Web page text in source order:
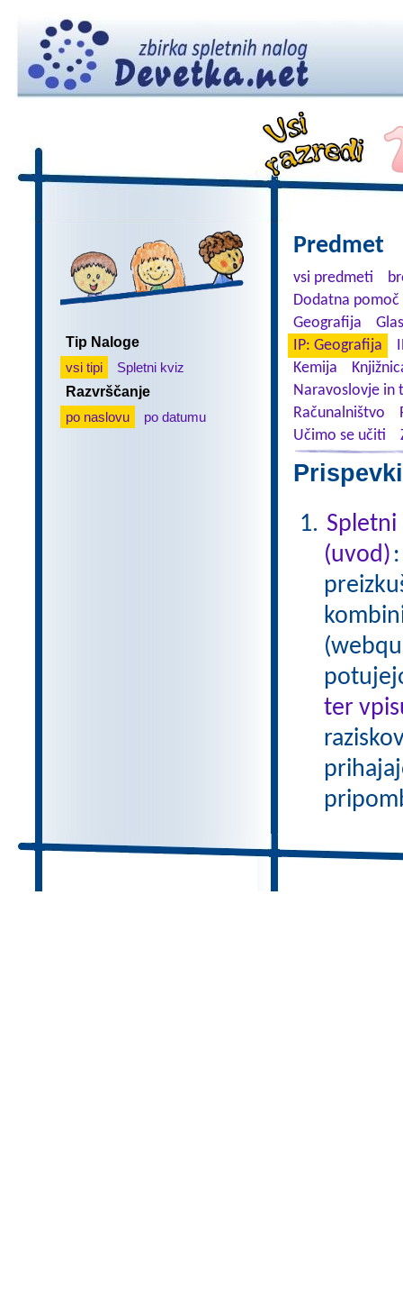
Tip Naloge
vsi tipi
Spletni kviz
Razvrščanje
po naslovu
po datumu
Predmet
vsi predmeti
Dodatna
Geografija
IP: Geografija
Kemija
Naravoslovje in
Računalništvo
Učimo se učiti
(uvod)
ter